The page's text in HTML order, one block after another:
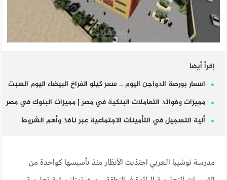
إقرأ أيضا
اسعار بورصة الدواجن اليوم .. سعر كيلو الفراخ البيضاء اليوم السبت
مميزات وفوائد التعاملات البنكية في مصر | مميزات البنوك في مصر
ألية التسجيل في التأمينات الاجتماعية عبر نافذ وأهم الشروط
مدرسة توشيبا العربي اجتذبت الأنظار منذ تأسيسها كواحدة من